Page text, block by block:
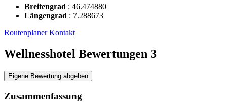
Breitengrad : 46.474880
Längengrad : 7.288673
RoutenplanerKontakt
Wellnesshotel Bewertungen 3
Eigene Bewertung abgeben
Zusammenfassung